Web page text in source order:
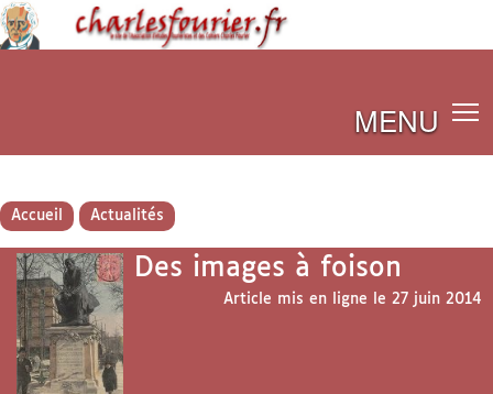
MENU
Accueil Actualités
Des images à foison
Article mis en ligne le 27 juin 2014